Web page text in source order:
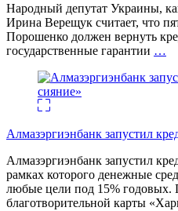
Народный депутат Украины,
Ирина Верещук считает, что
Порошенко должен вернуть
государственные гарантии …
Алмазэргиэнбанк запустил
Алмазэргиэнбанк запустил
рамках которого денежные
любые цели под 15%
благотворительной карты